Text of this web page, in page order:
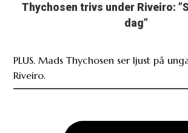
Thychosen trivs under Riveiro:
dag”
PLUS. Mads Thychosen ser ljust på
Riveiro.